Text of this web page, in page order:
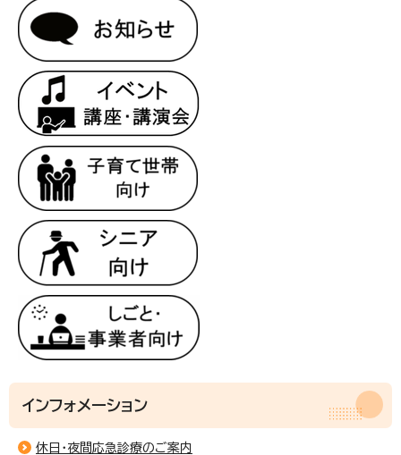
インフォメーション
休日・夜間応急診療のご案内